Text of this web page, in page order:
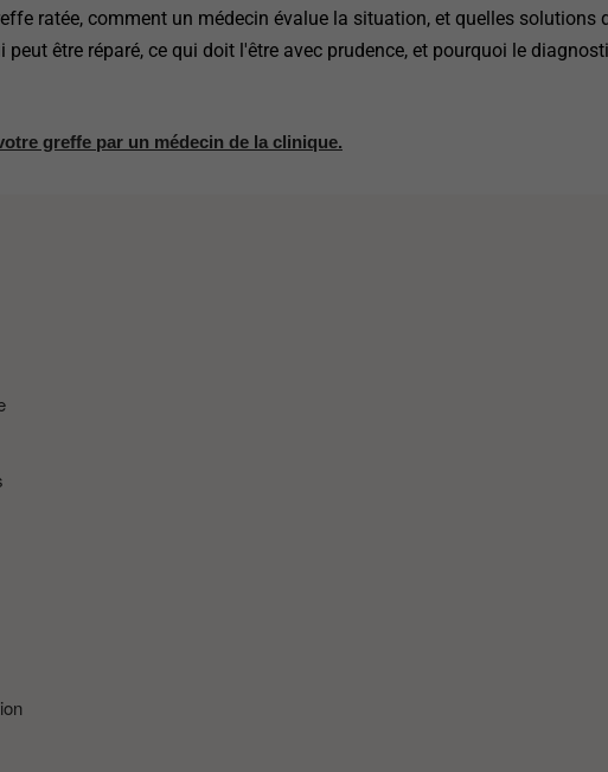
ratée, comment un médecin évalue la situation, et quelles solutions
être réparé, ce qui doit l'être avec prudence, et pourquoi le
greffe par un médecin de la clinique.